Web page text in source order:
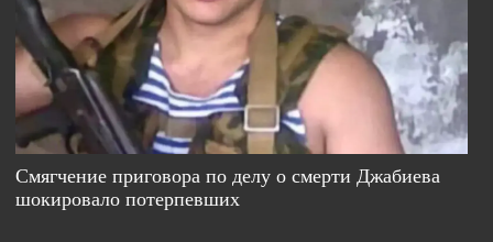
Смягчение приговора по делу о смерти Джабиева
шокировало потерпевших